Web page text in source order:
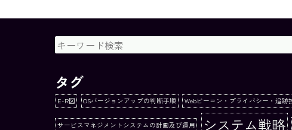
タグ
E-R図 OSバージョンアップの判断手順 Webビーコン・プライバシー・追跡
サービスマネジメントシステムの計画及び運用 システム戦略